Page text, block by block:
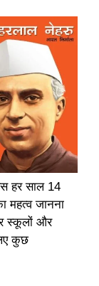
हर साल 14
महत्व जानना
स्कूलों और
कुछ